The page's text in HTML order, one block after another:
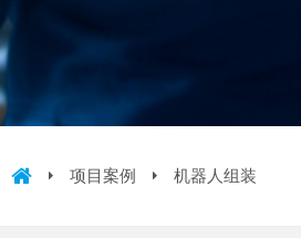
项目案例 机器人组装